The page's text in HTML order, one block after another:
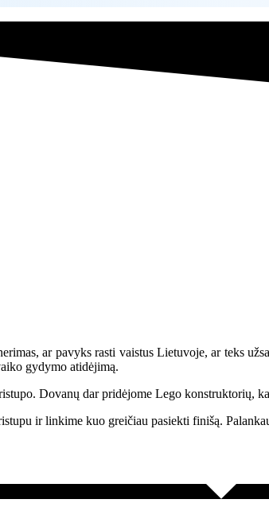
ar pavyks rasti vaistus Lietuvoje, ar teks
gydymo atidėjimą.
Dovanų dar pridėjome Lego konstruktorių,
ir linkime kuo greičiau pasiekti finišą.